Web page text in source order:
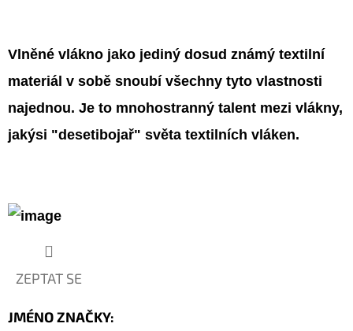
Vlněné vlákno jako jediný dosud známý textilní
materiál v sobě snoubí všechny tyto vlastnosti
najednou. Je to mnohostranný talent mezi vlákny,
jakýsi "desetibojař" světa textilních vláken.
ZEPTAT SE
JMÉNO ZNAČKY: